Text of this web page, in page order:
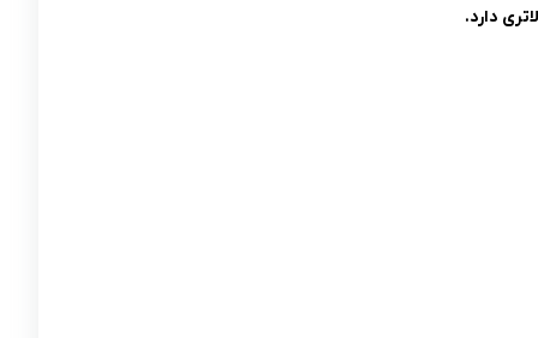
دارد.